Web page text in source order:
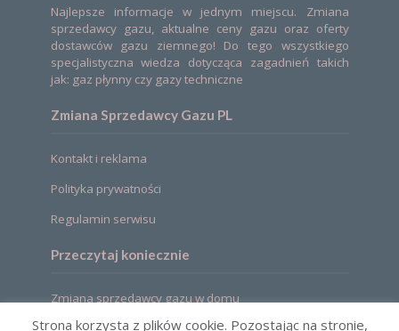
Najlepsze informacje w jednym miejscu. Zmiana
sprzedawcy gazu, aktualne ceny gazu oraz oferty
dostawców gazu ziemnego! Do tego wszystkiego
specjalistyczna wiedza dotycząca zagadnień takich
jak: gaz płynny czy gazy techniczne
Zmiana Sprzedawcy Gazu PL
Kontakt i reklama
Polityka prywatności
Regulamin serwisu
Przeczytaj koniecznie
Zmiana sprzedawcy gazu w domu
Strona korzysta z plików cookie. Pozostając na stronie,